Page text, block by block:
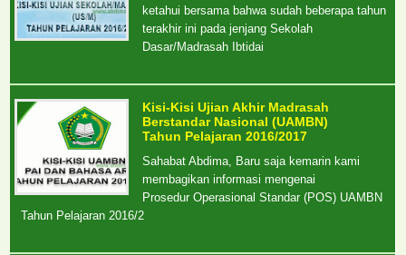
ketahui bersama bahwa sudah beberapa tahun
terakhir ini pada jenjang Sekolah
Dasar/Madrasah Ibtidai
Kisi-Kisi Ujian Akhir Madrasah
Berstandar Nasional (UAMBN)
Tahun Pelajaran 2016/2017
Sahabat Abdima, Baru saja kemarin kami
membagikan informasi mengenai
Prosedur Operasional Standar (POS) UAMBN
Tahun Pelajaran 2016/2